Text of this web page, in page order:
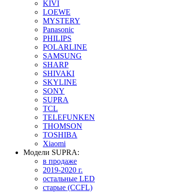
KIVI
LOEWE
MYSTERY
Panasonic
PHILIPS
POLARLINE
SAMSUNG
SHARP
SHIVAKI
SKYLINE
SONY
SUPRA
TCL
TELEFUNKEN
THOMSON
TOSHIBA
Xiaomi
Модели SUPRA:
в продаже
2019-2020 г.
остальные LED
старые (CCFL)